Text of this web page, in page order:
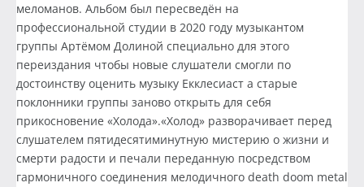
меломанов. Альбом был пересведён на
профессиональной студии в 2020 году музыкантом
группы Артёмом Долиной специально для этого
переиздания чтобы новые слушатели смогли по
достоинству оценить музыку Екклесиаст а старые
поклонники группы заново открыть для себя
прикосновение «Холода».«Холод» разворачивает перед
слушателем пятидесятиминутную мистерию о жизни и
смерти радости и печали переданную посредством
гармоничного соединения мелодичного death doom metal